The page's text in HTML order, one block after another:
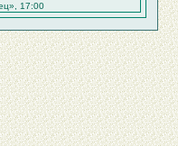
17:00